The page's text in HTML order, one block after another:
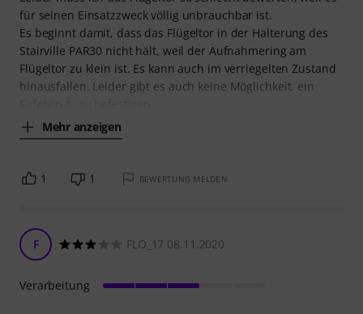
für seinen Einsatzzweck völlig unbrauchbar ist.
Es beginnt damit, dass das Flügeltor in der Halterung des
Stairville PAR30 nicht hält, weil der Aufnahmering am
Flügeltor zu klein ist. Es kann auch im verriegelten Zustand
hinausfallen. Leider gibt es auch keine Möglichkeit, ein
Mehr anzeigen
1 1 BEWERTUNG MELDEN
F FLO_17 08.11.2020
Verarbeitung